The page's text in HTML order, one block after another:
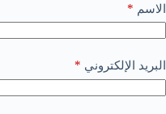
الاسم *
البريد الإلكتروني *